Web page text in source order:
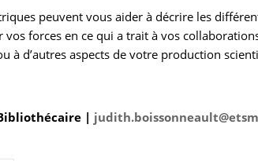
peuvent vous aider à décrire les
vos forces en ce qui a trait à vos
à d’autres aspects de votre production
|